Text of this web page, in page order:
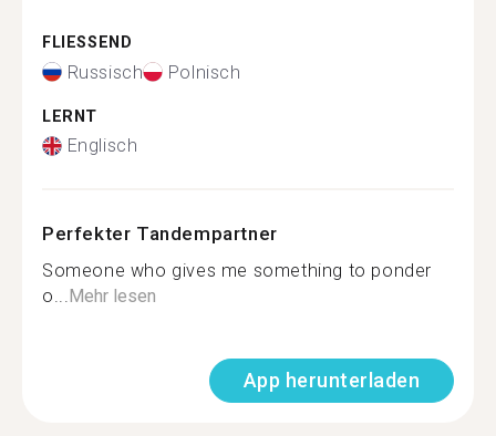
FLIESSEND
Russisch Polnisch
LERNT
Englisch
Perfekter Tandempartner
Someone who gives me something to ponder
o...Mehr lesen
App herunterladen